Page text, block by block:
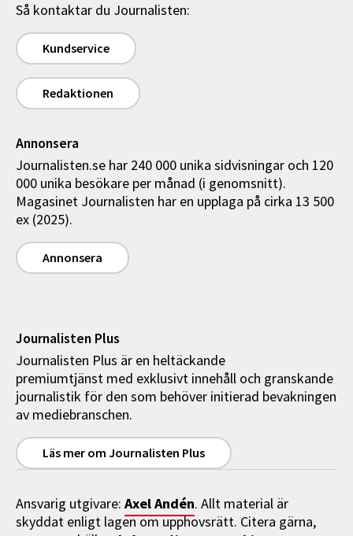
Så kontaktar du Journalisten:
Kundservice
Redaktionen
Annonsera
Journalisten.se har 240 000 unika sidvisningar och 120
000 unika besökare per månad (i genomsnitt).
Magasinet Journalisten har en upplaga på cirka 13 500
ex (2025).
Annonsera
Journalisten Plus
Journalisten Plus är en heltäckande
premiumtjänst med exklusivt innehåll och granskande
journalistik för den som behöver initierad bevakningen
av mediebranschen.
Läs mer om Journalisten Plus
Ansvarig utgivare: Axel Andén. Allt material är
skyddat enligt lagen om upphovsrätt. Citera gärna,